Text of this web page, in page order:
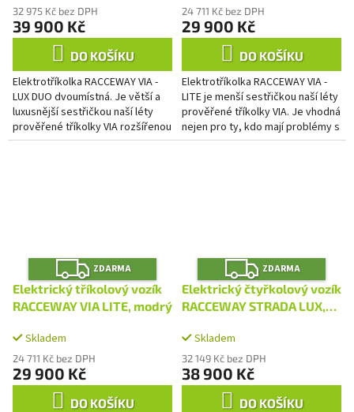
32 975 Kč bez DPH
39 900 Kč
DO KOŠÍKU
Elektrotříkolka RACCEWAY VIA -
LUX DUO dvoumístná. Je větší a
luxusnější sestřičkou naší léty
prověřené tříkolky VIA rozšířenou
o další sedadlo a upraveným
24 711 Kč bez DPH
29 900 Kč
DO KOŠÍKU
Elektrotříkolka RACCEWAY VIA -
LITE je menší sestřičkou naší léty
prověřené tříkolky VIA. Je vhodná
nejen pro ty, kdo mají problémy s
chůzí a pohybovým aparátem, ale
Z
D
A
R
M
ZDARMA
Elektrický tříkolový vozík
RACCEWAY VIA LITE, modrý
Skladem
24 711 Kč bez DPH
29 900 Kč
DO KOŠÍKU
Z
D
A
R
M
ZDARMA
Elektrický čtyřkolový vozík
RACCEWAY STRADA LUX,
Skladem
32 149 Kč bez DPH
38 900 Kč
DO KOŠÍKU